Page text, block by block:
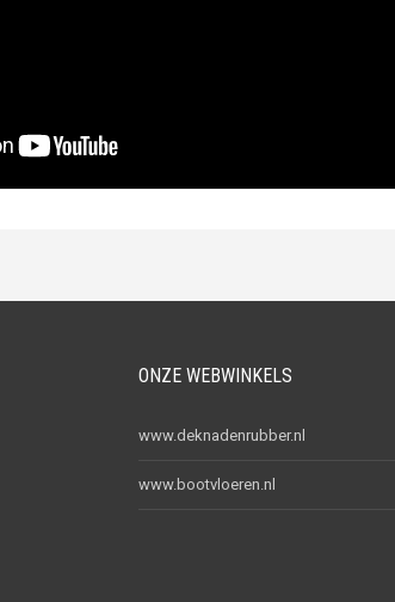
ONZE WEBWINKELS
www.deknadenrubber.nl
www.bootvloeren.nl